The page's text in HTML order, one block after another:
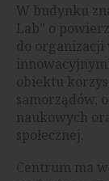
W budynku
Lab” o
do organizacji
obiektu
samorządów,
naukowych
społecznej.
Centrum ma